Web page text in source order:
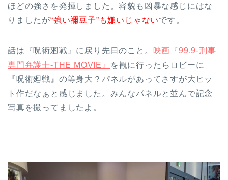
ほどの強さを発揮しました。容貌も凶暴な感じにはな
りましたが“強い禰豆子”も嫌いじゃないです。
話は『呪術廻戦』に戻り先日のこと。 映画『99.9-刑事
専門弁護士-THE MOVIE』
を観に行ったらロビーに
『呪術廻戦』の等身大？パネルがあってさすが大ヒッ
ト作だなぁと感じました。みんなパネルと並んで記念
写真を撮ってましたよ。